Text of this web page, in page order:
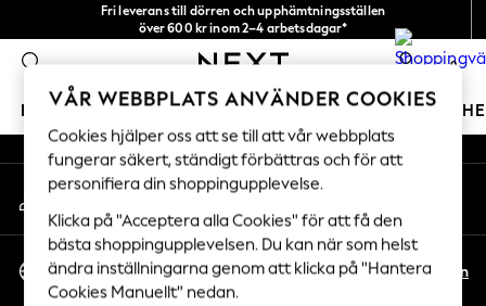
Fri leverans till dörren och upphämtningsställen
över 600 kr inom 2–4 arbetsdagar*
0
FLICKOR POJKAR BABY DAMER HERRAR
GIRLS
New In
50 - 92cm
98 - 110cm
116 - 134cm
140 - 174cm
An error occurred on client
Våra sociala nätverk
Mitt konto
Logga in på ditt konto
Välj Språk
Svenska
Sv En
VÅR WEBBPLATS ANVÄNDER COOKIES
Cookies hjälper oss att se till att vår webbplats
fungerar säkert, ständigt förbättras och för att
personifiera din shoppingupplevelse.
Klicka på "Acceptera alla Cookies" för att få den
bästa shoppingupplevelsen. Du kan när som helst
ändra inställningarna genom att klicka på "Hantera
Cookies Manuellt" nedan.